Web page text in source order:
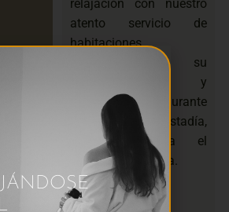
relajación con nuestro
atento servicio de
habitaciones.
Garantizamos su
comodidad y
conveniencia durante
toda su estadía,
disponible para el
almuerzo y la cena.
Acomodación: